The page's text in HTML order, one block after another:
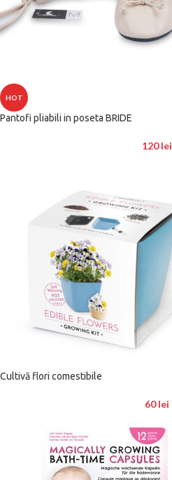
HOT
Pantofi pliabili in poseta BRIDE
120lei
Cultivă flori comestibile
60lei